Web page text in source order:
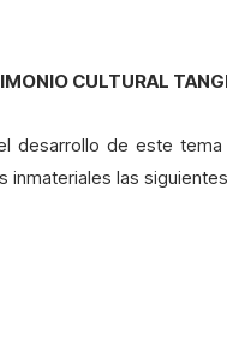
CULTURAL
desarrollo de este
inmateriales las